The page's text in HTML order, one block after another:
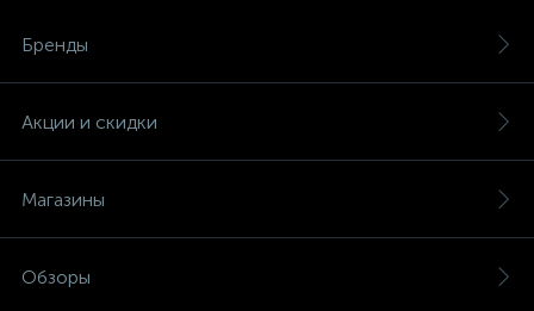
Бренды
Акции и скидки
Магазины
Обзоры